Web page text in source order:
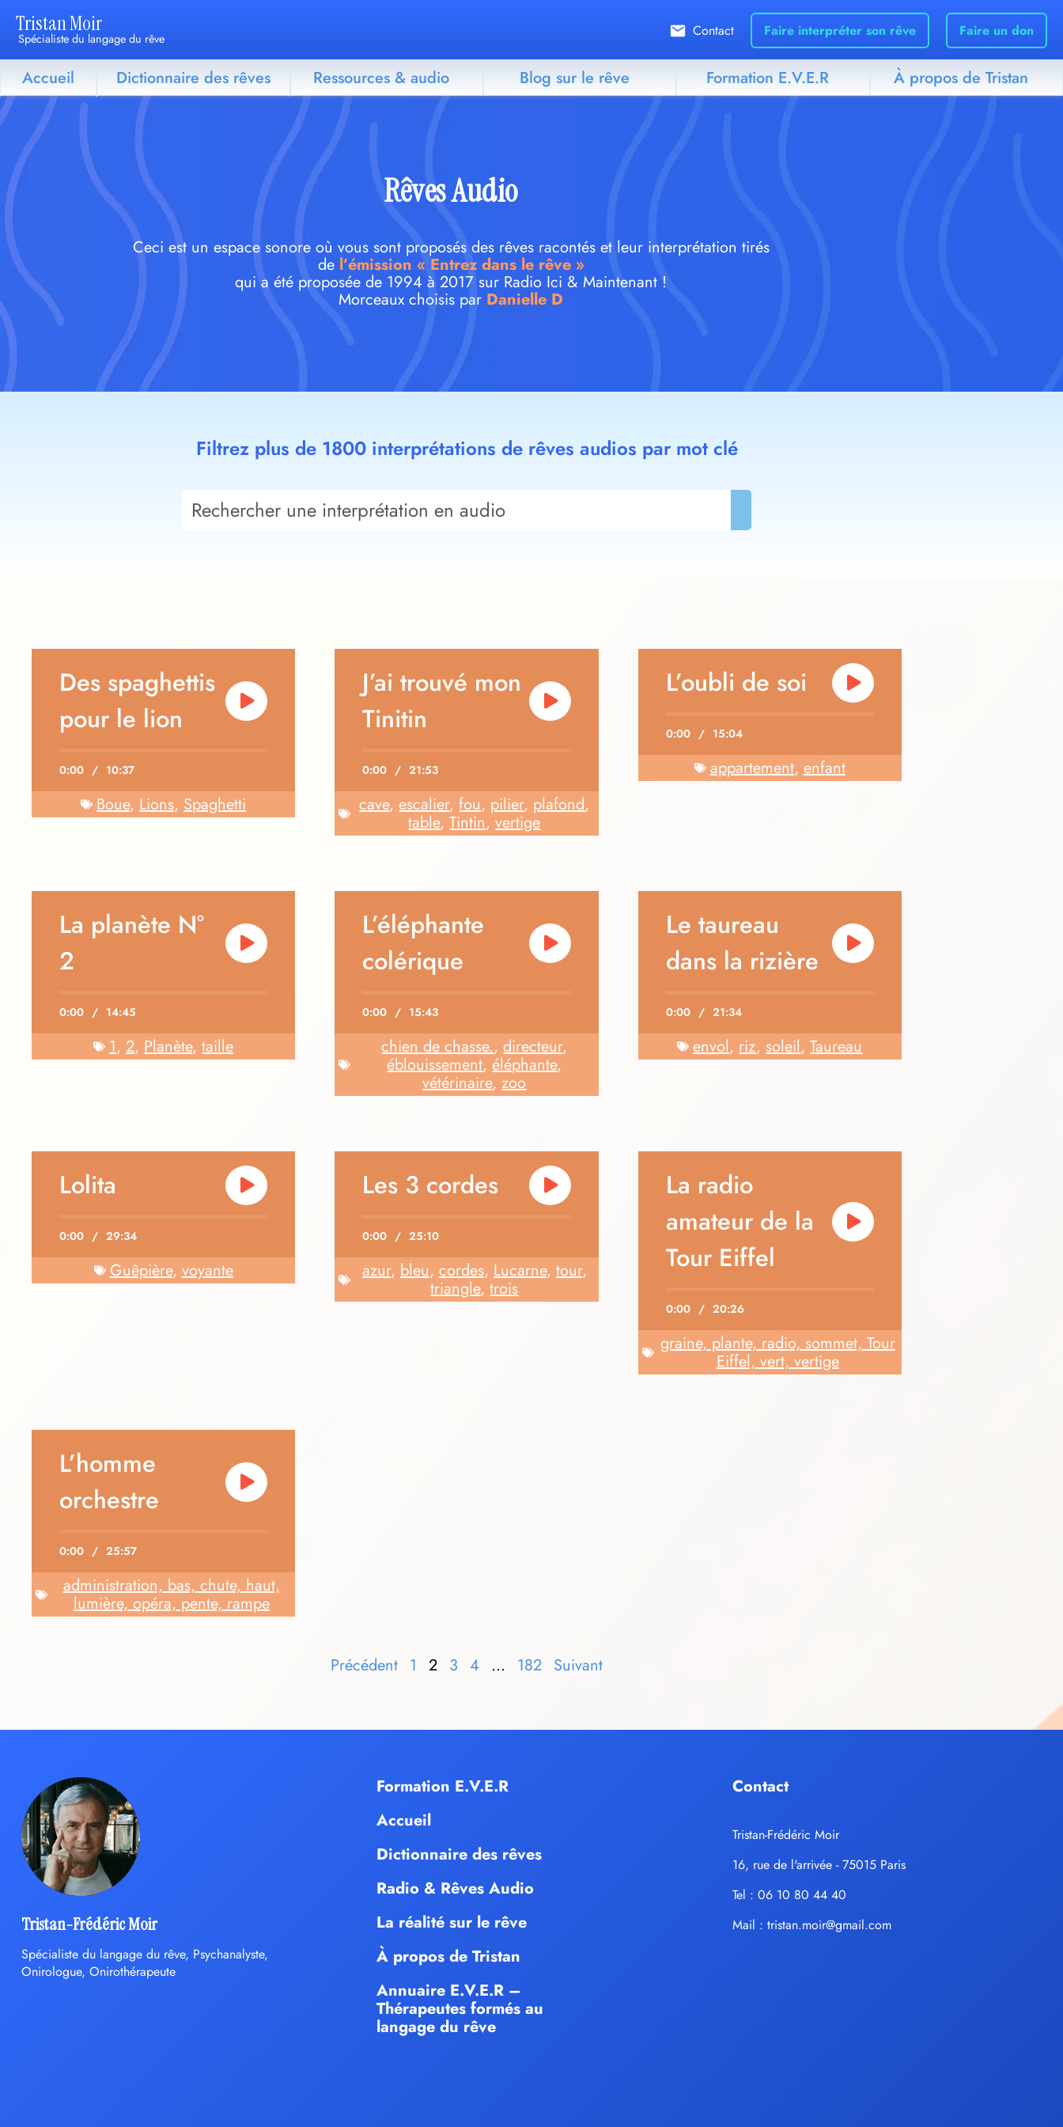
Tristan Moir
Spécialiste du langage du rêve Contact Faire interpréter son rêve Faire un don
Accueil Dictionnaire des rêves Ressources & audio Blog sur le rêve Formation E.V.E.R À propos de Tristan
Rêves Audio
Ceci est un espace sonore où vous sont proposés des rêves racontés et leur interprétation tirés
de l’émission « Entrez dans le rêve »
qui a été proposée de 1994 à 2017 sur Radio Ici & Maintenant !
Morceaux choisis par Danielle D
Filtrez plus de 1800 interprétations de rêves audios par mot clé
Des spaghettis
pour le lion
0:00 / 10:37
Boue,Lions,Spaghetti
J’ai trouvé mon
Tinitin
0:00 / 21:53
cave,escalier,fou, pilier, plafond,
table,Tintin,vertige
L’oubli de soi
0:00 / 15:04
appartement,enfant
La planète N°
2
0:00 / 14:45
1,2,Planète,taille
L’éléphante
colérique
0:00 / 15:43
chien de chasse.,directeur,
éblouissement,éléphante,
vétérinaire,zoo
Le taureau
dans la rizière
0:00 / 21:34
envol,riz,soleil,Taureau
Lolita
0:00 / 29:34
Guêpière,voyante
Les 3 cordes
0:00 / 25:10
azur, bleu, cordes, Lucarne, tour,
triangle,trois
La radio
amateur de la
Tour Eiffel
0:00 / 20:26
graine, plante, radio, sommet, Tour
Eiffel, vert, vertige
L’homme
orchestre
0:00 / 25:57
administration, bas, chute, haut,
lumière, opéra, pente, rampe
Précédent 1 2 3 4 … 182 Suivant
Tristan-Frédéric Moir
Spécialiste du langage du rêve, Psychanalyste,
Onirologue, Onirothérapeute
Formation E.V.E.R
Accueil
Dictionnaire des rêves
Radio & Rêves Audio
La réalité sur le rêve
À propos de Tristan
Annuaire E.V.E.R –
Thérapeutes formés au
langage du rêve
Contact
Tristan-Frédéric Moir
16, rue de l'arrivée - 75015 Paris
Tel : 06 10 80 44 40
Mail :tristan.moir@gmail.com